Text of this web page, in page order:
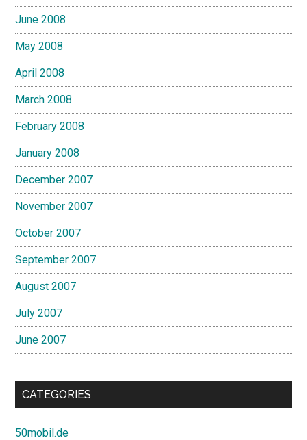
June 2008
May 2008
April 2008
March 2008
February 2008
January 2008
December 2007
November 2007
October 2007
September 2007
August 2007
July 2007
June 2007
CATEGORIES
50mobil.de